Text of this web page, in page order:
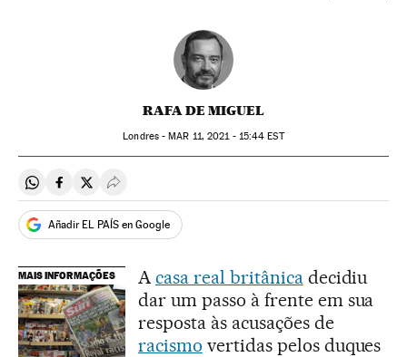
RAFA DE MIGUEL
Londres -MAR 11, 2021 - 15:44 EST
Compartir en Whatsapp
Compartir en Facebook
Compartir en Twitter
Desplegar Redes Sociales
Añadir EL PAÍS en Google
MAIS INFORMAÇÕES Acasa real britânicadecidiu
dar um passo à frente em sua
resposta às acusações de
racismo vertidas pelos duques